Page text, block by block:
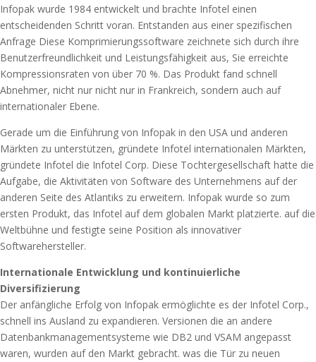
Infopak wurde 1984 entwickelt und brachte Infotel einen
entscheidenden Schritt voran. Entstanden aus einer spezifischen
Anfrage Diese Komprimierungssoftware zeichnete sich durch ihre
Benutzerfreundlichkeit und Leistungsfähigkeit aus, Sie erreichte
Kompressionsraten von über 70 %. Das Produkt fand schnell
Abnehmer, nicht nur nicht nur in Frankreich, sondern auch auf
internationaler Ebene.
Gerade um die Einführung von Infopak in den USA und anderen
Märkten zu unterstützen, gründete Infotel internationalen Märkten,
gründete Infotel die Infotel Corp. Diese Tochtergesellschaft hatte die
Aufgabe, die Aktivitäten von Software des Unternehmens auf der
anderen Seite des Atlantiks zu erweitern. Infopak wurde so zum
ersten Produkt, das Infotel auf dem globalen Markt platzierte. auf die
Weltbühne und festigte seine Position als innovativer
Softwarehersteller.
Internationale Entwicklung und kontinuierliche
Diversifizierung
Der anfängliche Erfolg von Infopak ermöglichte es der Infotel Corp.,
schnell ins Ausland zu expandieren. Versionen die an andere
Datenbankmanagementsysteme wie DB2 und VSAM angepasst
waren, wurden auf den Markt gebracht. was die Tür zu neuen